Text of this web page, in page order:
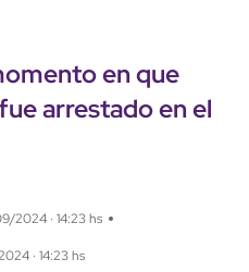
en que
arrestado en el
2024 · 14:23 hs
· 14:23 hs